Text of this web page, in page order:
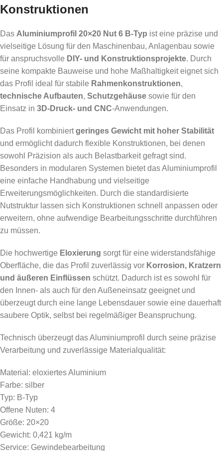
Konstruktionen
Das Aluminiumprofil 20×20 Nut 6 B-Typ ist eine präzise und
vielseitige Lösung für den Maschinenbau, Anlagenbau sowie
für anspruchsvolle DIY- und Konstruktionsprojekte. Durch
seine kompakte Bauweise und hohe Maßhaltigkeit eignet sich
das Profil ideal für stabile Rahmenkonstruktionen,
technische Aufbauten, Schutzgehäuse sowie für den
Einsatz in 3D-Druck- und CNC-Anwendungen.
Das Profil kombiniertgeringes Gewicht mit hoher Stabilität
und ermöglicht dadurch flexible Konstruktionen, bei denen
sowohl Präzision als auch Belastbarkeit gefragt sind.
Besonders in modularen Systemen bietet das Aluminiumprofil
eine einfache Handhabung und vielseitige
Erweiterungsmöglichkeiten. Durch die standardisierte
Nutstruktur lassen sich Konstruktionen schnell anpassen oder
erweitern, ohne aufwendige Bearbeitungsschritte durchführen
zu müssen.
Die hochwertige Eloxierung sorgt für eine widerstandsfähige
Oberfläche, die das Profil zuverlässig vor Korrosion, Kratzern
und äußeren Einflüssen schützt. Dadurch ist es sowohl für
den Innen- als auch für den Außeneinsatz geeignet und
überzeugt durch eine lange Lebensdauer sowie eine dauerhaft
saubere Optik, selbst bei regelmäßiger Beanspruchung.
Technisch überzeugt das Aluminiumprofil durch seine präzise
Verarbeitung und zuverlässige Materialqualität:
Material: eloxiertes Aluminium
Farbe: silber
Typ: B-Typ
Offene Nuten: 4
Größe: 20×20
Gewicht: 0,421 kg/m
Service: Gewindebearbeitung